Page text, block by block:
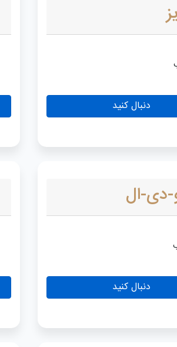
دنبال کنید
دی-ال
دنبال کنید